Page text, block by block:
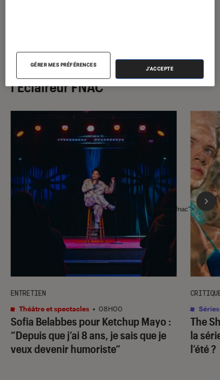
À la une de
l'Éclaireur FNAC
Sofia Belabbes pour Ketchup Mayo :
“Depuis que j’ai 8 ans, je sais que je
veux devenir humoriste”
ENTRETIEN
Théâtre et spectacles • 08H00
The
la
l’été ?
Séries
l'Éclaireur fnac">
GÉRER MES PRÉFÉRENCES
J'ACCEPTE